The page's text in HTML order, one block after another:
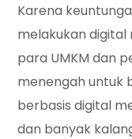
Karena
melakukan
para UMKM dan
menengah untuk
berbasis digital
dan banyak